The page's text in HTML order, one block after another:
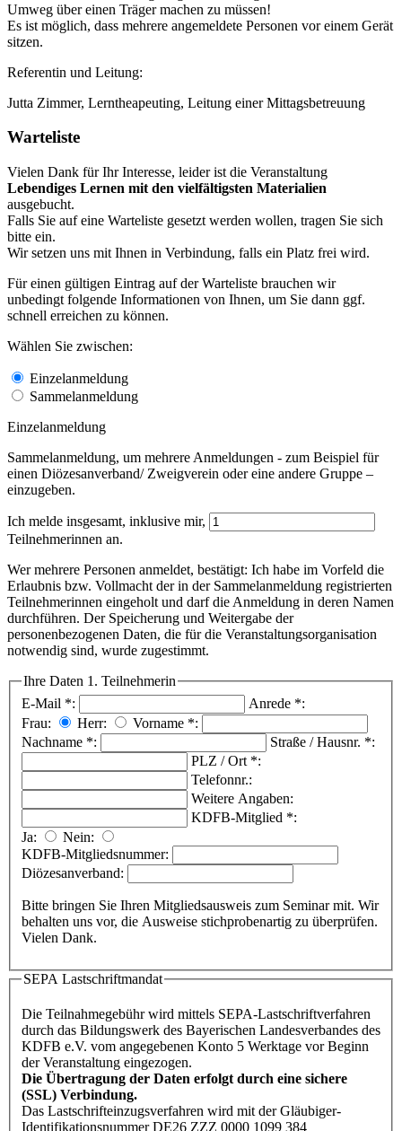
Umweg über einen Träger machen zu müssen!
Es ist möglich, dass mehrere angemeldete Personen vor einem Gerät
sitzen.
Referentin und Leitung:
Jutta Zimmer, Lerntheapeuting, Leitung einer Mittagsbetreuung
Warteliste
Vielen Dank für Ihr Interesse, leider ist die Veranstaltung
Lebendiges Lernen mit den vielfältigsten Materialien
ausgebucht.
Falls Sie auf eine Warteliste gesetzt werden wollen, tragen Sie sich
bitte ein.
Wir setzen uns mit Ihnen in Verbindung, falls ein Platz frei wird.
Für einen gültigen Eintrag auf der Warteliste brauchen wir
unbedingt folgende Informationen von Ihnen, um Sie dann ggf.
schnell erreichen zu können.
Wählen Sie zwischen:
Einzelanmeldung
Sammelanmeldung
Einzelanmeldung
Sammelanmeldung, um mehrere Anmeldungen - zum Beispiel für
einen Diözesanverband/ Zweigverein oder eine andere Gruppe –
einzugeben.
Ich melde insgesamt, inklusive mir,
Teilnehmerinnen an.
Wer mehrere Personen anmeldet, bestätigt: Ich habe im Vorfeld die
Erlaubnis bzw. Vollmacht der in der Sammelanmeldung registrierten
Teilnehmerinnen eingeholt und darf die Anmeldung in deren Namen
durchführen. Der Speicherung und Weitergabe der
personenbezogenen Daten, die für die Veranstaltungsorganisation
notwendig sind, wurde zugestimmt.
Ihre Daten 1. Teilnehmerin
E-Mail *: Anrede *:
Frau:
Herr: Vorname *:
Nachname *: Straße / Hausnr. *:
PLZ / Ort *:
Telefonnr.:
Weitere Angaben:
KDFB-Mitglied *:
Ja:
Nein:
KDFB-Mitgliedsnummer:
Diözesanverband:
Bitte bringen Sie Ihren Mitgliedsausweis zum Seminar mit. Wir
behalten uns vor, die Ausweise stichprobenartig zu überprüfen.
Vielen Dank.
SEPA Lastschriftmandat
Die Teilnahmegebühr wird mittels SEPA-Lastschriftverfahren
durch das Bildungswerk des Bayerischen Landesverbandes des
KDFB e.V. vom angegebenen Konto 5 Werktage vor Beginn
der Veranstaltung eingezogen.
Die Übertragung der Daten erfolgt durch eine sichere
(SSL) Verbindung.
Das Lastschrifteinzugsverfahren wird mit der Gläubiger-
Identifikationsnummer DE26 ZZZ 0000 1099 384